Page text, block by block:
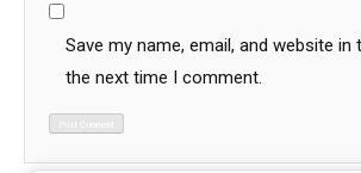
Save my name, email, and website
the next time I comment.